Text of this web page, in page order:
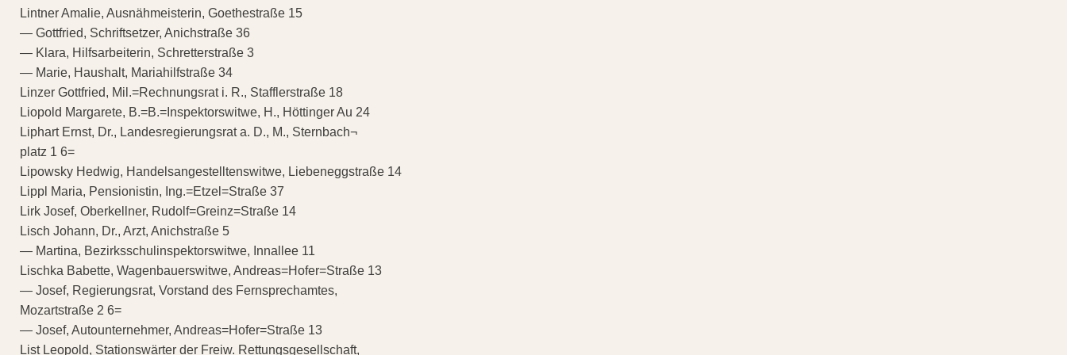
Lintner Amalie, Ausnähmeisterin, Goethestraße 15
— Gottfried, Schriftsetzer, Anichstraße 36
— Klara, Hilfsarbeiterin, Schretterstraße 3
— Marie, Haushalt, Mariahilfstraße 34
Linzer Gottfried, Mil.=Rechnungsrat i. R., Stafflerstraße 18
Liopold Margarete, B.=B.=Inspektorswitwe, H., Höttinger Au 24
Liphart Ernst, Dr., Landesregierungsrat a. D., M., Sternbach¬
platz 1 6=
Lipowsky Hedwig, Handelsangestelltenswitwe, Liebeneggstraße 14
Lippl Maria, Pensionistin, Ing.=Etzel=Straße 37
Lirk Josef, Oberkellner, Rudolf=Greinz=Straße 14
Lisch Johann, Dr., Arzt, Anichstraße 5
— Martina, Bezirksschulinspektorswitwe, Innallee 11
Lischka Babette, Wagenbauerswitwe, Andreas=Hofer=Straße 13
— Josef, Regierungsrat, Vorstand des Fernsprechamtes,
Mozartstraße 2 6=
— Josef, Autounternehmer, Andreas=Hofer=Straße 13
List Leopold, Stationswärter der Freiw. Rettungsgesellschaft,